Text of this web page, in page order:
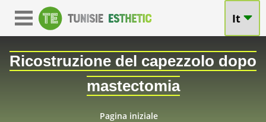
It
Ricostruzione del capezzolo dopo
mastectomia
Pagina iniziale